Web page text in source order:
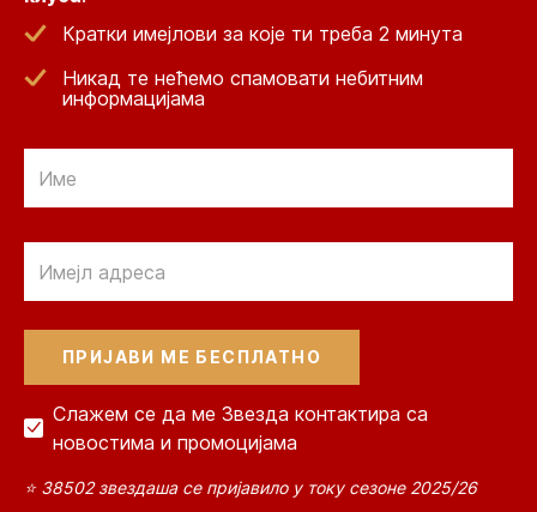
Кратки имејлови за које ти треба 2 минута
Никад те нећемо спамовати небитним
информацијама
Слажем се да ме Звезда контактира са
новостима и промоцијама
⭐ 38502 звездаша се пријавило у току сезоне 2025/26